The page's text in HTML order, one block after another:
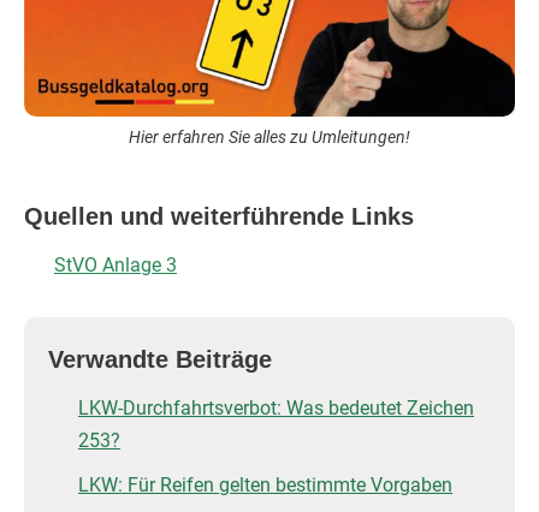
Hier erfahren Sie alles zu Umleitungen!
Quellen und weiterführende Links
StVO Anlage 3
Verwandte Beiträge
LKW-Durchfahrtsverbot: Was bedeutet Zeichen
253?
LKW: Für Reifen gelten bestimmte Vorgaben